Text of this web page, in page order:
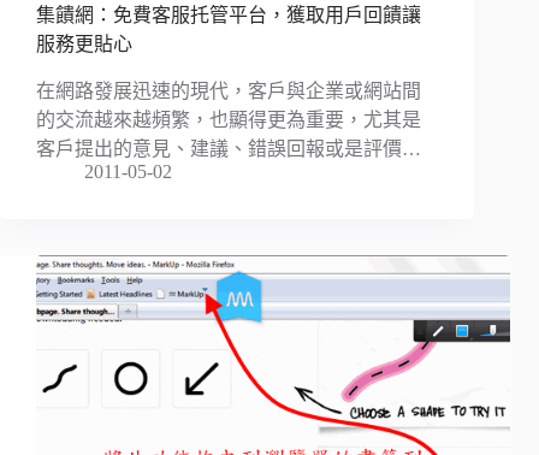
集饋網：免費客服托管平台，獲取用戶回饋讓
服務更貼心
在網路發展迅速的現代，客戶與企業或網站間
的交流越來越頻繁，也顯得更為重要，尤其是
客戶提出的意見、建議、錯誤回報或是評價…
2011-05-02